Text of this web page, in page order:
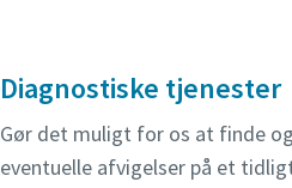
Diagnostiske tjenester
Gør det muligt for os at finde
eventuelle afvigelser på et